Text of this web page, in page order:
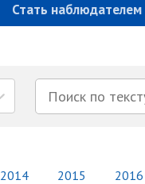
Стать наблюдателем
2014 2015 2016